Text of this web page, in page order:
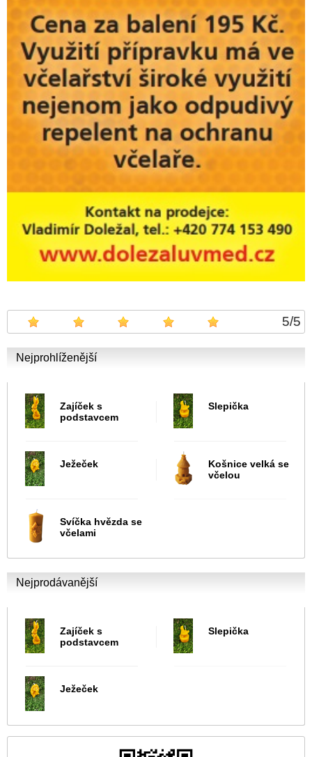
5/5
Nejprohlíženější
Zajíček s
podstavcem
Slepička
Ježeček
Košnice velká se
včelou
Svíčka hvězda se
včelami
Nejprodávanější
Zajíček s
podstavcem
Slepička
Ježeček